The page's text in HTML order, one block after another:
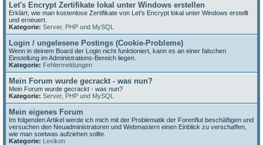
Let's Encrypt Zertifikate lokal unter Windows erstellen
Erklärt, wie man kostenlose Zertifikate von Let's Encrypt lokal unter Windows erstellt
und erneuert.
Kategorie: Server, PHP und MySQL
Login / ungelesene Postings (Cookie-Probleme)
Wenn in deinem Board der Login nicht funktioniert, kann es an einer falschen
Einstellung im Administrations-Bereich liegen.
Kategorie: Fehlermeldungen
Mein Forum wurde gecrackt - was nun?
Mein Forum wurde gecrackt - was nun?
Kategorie: Server, PHP und MySQL
Mein eigenes Forum
Im folgenden Artikel werde ich mich mit der Problematik der Forenflut beschäftigen und
versuchen den Neuadministratoren und Webmastern einen Einblick zu verschaffen,
wie man soetwas aufziehen sollte.
Kategorie: Lexikon